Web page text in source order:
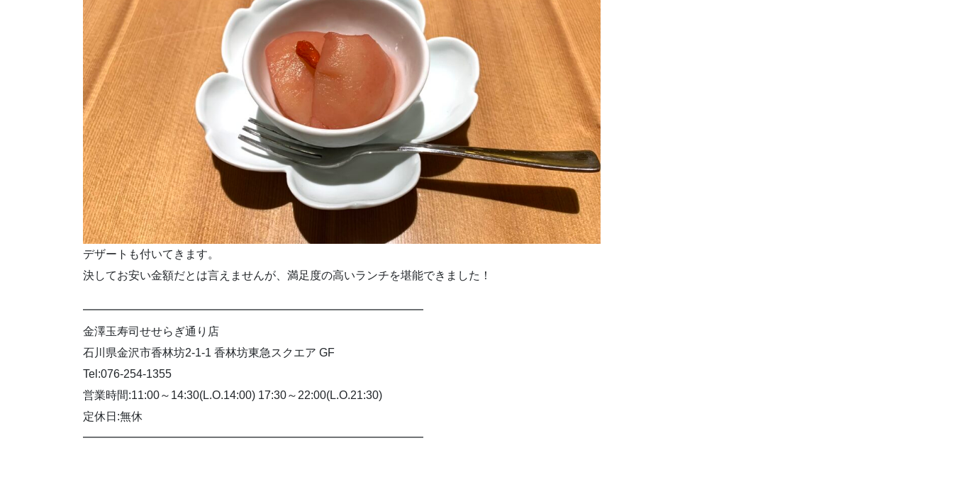
デザートも付いてきます。
決してお安い金額だとは言えませんが、満足度の高いランチを堪能できました！
━━━━━━━━━━━━━━━━━━━━━━━━━━━━━━
金澤玉寿司せせらぎ通り店
石川県金沢市香林坊2-1-1 香林坊東急スクエア GF
Tel:076-254-1355
営業時間:11:00～14:30(L.O.14:00) 17:30～22:00(L.O.21:30)
定休日:無休
━━━━━━━━━━━━━━━━━━━━━━━━━━━━━━